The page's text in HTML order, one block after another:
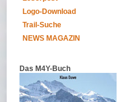
Logo-Download
Trail-Suche
NEWS MAGAZIN
Das M4Y-Buch